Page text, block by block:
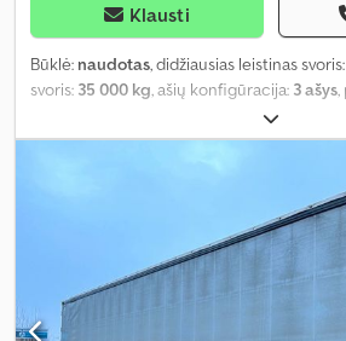
Klausti
Būklė: naudotas, didžiausias leistinas svoris:
svoris: 35 000 kg, ašių konfigūracija: 3 ašys,
, Įranga: